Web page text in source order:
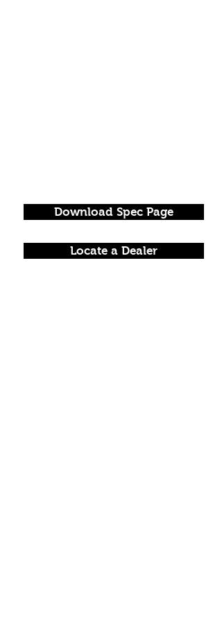
Download Spec Page
Locate a Dealer